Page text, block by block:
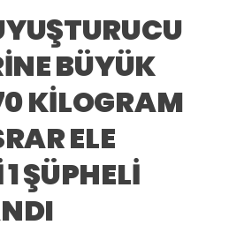
BÜYÜK
KİLOGRAM
ELE
ŞÜPHELİ